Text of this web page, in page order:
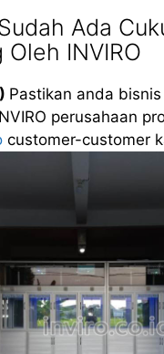
Ada
INVIRO
Pastikan anda
perusahaan
customer-customer